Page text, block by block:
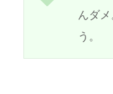
んダ
う。